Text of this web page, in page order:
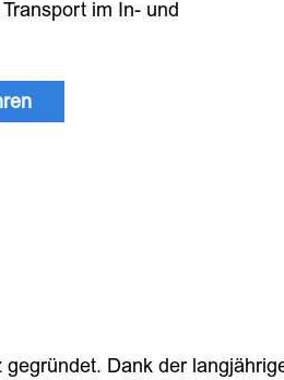
im In- und
Dank der